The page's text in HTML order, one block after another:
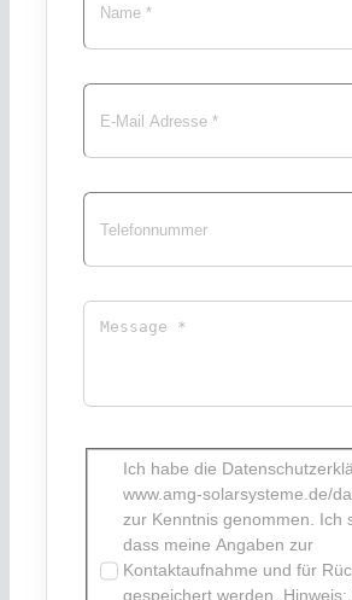
Ich habe die
www.amg-solarsysteme.de/
zur Kenntnis genommen. Ich
dass meine Angaben zur
Kontaktaufnahme und für
gespeichert werden. Hinweis: